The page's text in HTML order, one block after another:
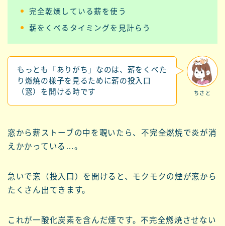
完全乾燥している薪を使う
薪をくべるタイミングを見計らう
ちさと
もっとも「ありがち」なのは、薪をくべた
り燃焼の様子を見るために薪の投入口
（窓）を開ける時です
窓から薪ストーブの中を覗いたら、不完全燃焼で炎が消
えかかっている…。
急いで窓（投入口）を開けると、モクモクの煙が窓から
たくさん出てきます。
これが一酸化炭素を含んだ煙です。不完全燃焼させない